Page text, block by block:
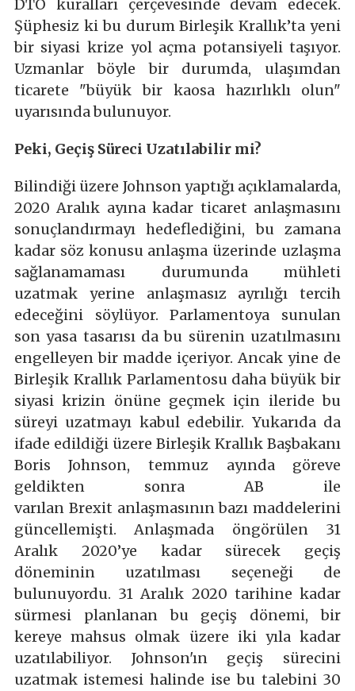
DTÖ kuralları çerçevesinde devam edecek.
Şüphesiz ki bu durum Birleşik Krallık’ta yeni
bir siyasi krize yol açma potansiyeli taşıyor.
Uzmanlar böyle bir durumda, ulaşımdan
ticarete "büyük bir kaosa hazırlıklı olun"
uyarısında bulunuyor.
Peki, Geçiş Süreci Uzatılabilir mi?
Bilindiği üzere Johnson yaptığı açıklamalarda,
2020 Aralık ayına kadar ticaret anlaşmasını
sonuçlandırmayı hedeflediğini, bu zamana
kadar söz konusu anlaşma üzerinde uzlaşma
sağlanamaması durumunda mühleti
uzatmak yerine anlaşmasız ayrılığı tercih
edeceğini söylüyor. Parlamentoya sunulan
son yasa tasarısı da bu sürenin uzatılmasını
engelleyen bir madde içeriyor. Ancak yine de
Birleşik Krallık Parlamentosu daha büyük bir
siyasi krizin önüne geçmek için ileride bu
süreyi uzatmayı kabul edebilir. Yukarıda da
ifade edildiği üzere Birleşik Krallık Başbakanı
Boris Johnson, temmuz ayında göreve
geldikten sonra AB ile
varılan Brexit anlaşmasının bazı maddelerini
güncellemişti. Anlaşmada öngörülen 31
Aralık 2020’ye kadar sürecek geçiş
döneminin uzatılması seçeneği de
bulunuyordu. 31 Aralık 2020 tarihine kadar
sürmesi planlanan bu geçiş dönemi, bir
kereye mahsus olmak üzere iki yıla kadar
uzatılabiliyor. Johnson'ın geçiş sürecini
uzatmak istemesi halinde ise bu talebini 30